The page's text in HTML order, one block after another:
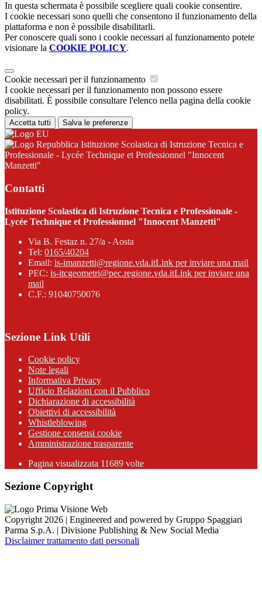
In questa schermata è possibile scegliere quali cookie consentire.
I cookie necessari sono quelli che consentono il funzionamento della
piattaforma e non è possibile disabilitarli.
Per conoscere quali sono i cookie necessari al funzionamento potete
visionare la COOKIE POLICY.
Cookie necessari per il funzionamento
I cookie necessari per il funzionamento non possono essere
disabilitati. È possibile consultare l'elenco nella pagina della cookie
policy.
Accetta tutti Salva le preferenze
Istituzione Scolastica di Istruzione Tecnica e
Professionale - Lycée Technique et Professionnel "Innocent
Manzetti"
Contatti
Istituzione Scolastica di Istruzione Tecnica e Professionale -
Lycée Technique et Professionnel "Innocent Manzetti"
Via B. Festaz n. 27/a - Aosta
Tel: 0165/40204
Email: is-imanzetti@regione.vda.itLink per inviare una mail
PEC: is-itcgeometri@pec.regione.vda.itLink per inviare una
mail
C.F.: 91040750076
Sezione Link Utili
Cookie policy
Note legali
Informativa Privacy
Ufficio Relazioni con il Pubblico
Dichiarazione di accessibilità
Obiettivi di accessibilità
Whistleblowing
Gestione consensi cookie
Amministrazione trasparente
Pagina visualizzata 11689 volte
Sezione Copyright
Copyright 2026 | Engineered and powered by Gruppo Spaggiari
Parma S.p.A. | Divisione Publishing & New Social Media
Disclaimer trattamento dati personali